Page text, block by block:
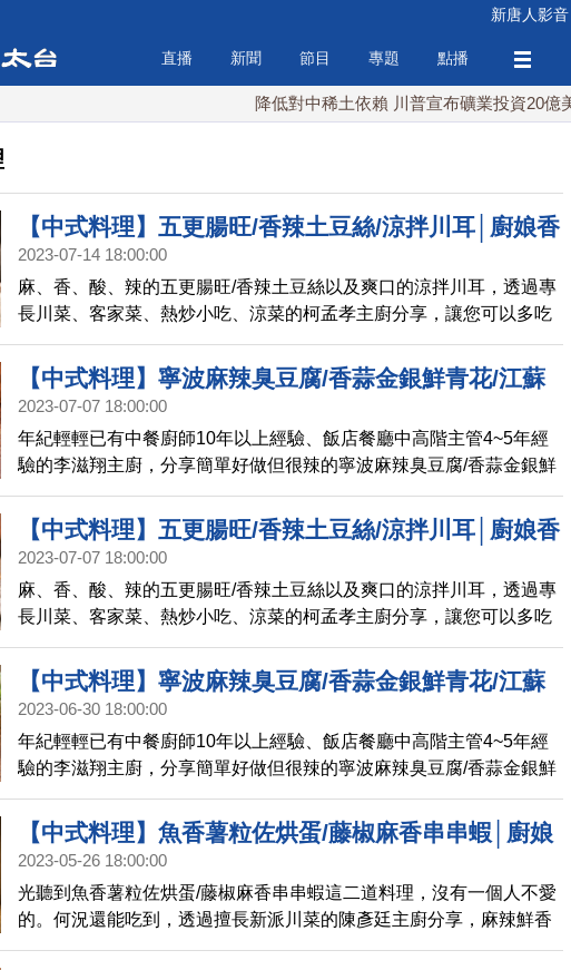
新唐人影音
直播 新聞 節目 專題 點播
降低對中稀土依賴 川普宣布礦業投資20億美元
【中式料理】五更腸旺/香辣土豆絲/涼拌川耳│廚娘香
Q秀(743)
2023-07-14 18:00:00
麻、香、酸、辣的五更腸旺/香辣土豆絲以及爽口的涼拌川耳，透過專
長川菜、客家菜、熱炒小吃、涼菜的柯孟孝主廚分享，讓您可以多吃
好幾碗飯呢！
【中式料理】寧波麻辣臭豆腐/香蒜金銀鮮青花/江蘇
梁溪香脆鱔│廚娘香Q秀(742)
2023-07-07 18:00:00
年紀輕輕已有中餐廚師10年以上經驗、飯店餐廳中高階主管4~5年經
驗的李滋翔主廚，分享簡單好做但很辣的寧波麻辣臭豆腐/香蒜金銀鮮
青花/江蘇梁溪香脆鱔，讓您辣翻天！
【中式料理】五更腸旺/香辣土豆絲/涼拌川耳│廚娘香
Q秀(743)預告
2023-07-07 18:00:00
麻、香、酸、辣的五更腸旺/香辣土豆絲以及爽口的涼拌川耳，透過專
長川菜、客家菜、熱炒小吃、涼菜的柯孟孝主廚分享，讓您可以多吃
好幾碗飯呢！
【中式料理】寧波麻辣臭豆腐/香蒜金銀鮮青花/江蘇
梁溪香脆鱔│廚娘香Q秀(742)預告
2023-06-30 18:00:00
年紀輕輕已有中餐廚師10年以上經驗、飯店餐廳中高階主管4~5年經
驗的李滋翔主廚，分享簡單好做但很辣的寧波麻辣臭豆腐/香蒜金銀鮮
青花/江蘇梁溪香脆鱔，讓您辣翻天！
【中式料理】魚香薯粒佐烘蛋/藤椒麻香串串蝦│廚娘
香Q秀(736)
2023-05-26 18:00:00
光聽到魚香薯粒佐烘蛋/藤椒麻香串串蝦這二道料理，沒有一個人不愛
的。何況還能吃到，透過擅長新派川菜的陳彥廷主廚分享，麻辣鮮香
味道好極了！